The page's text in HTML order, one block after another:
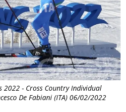
2022 - Cross Country Individual
De Fabiani (ITA) 06/02/2022